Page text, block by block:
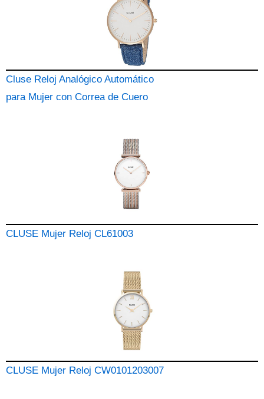
Cluse Reloj Analógico Automático
para Mujer con Correa de Cuero
CLUSE Mujer Reloj CL61003
CLUSE Mujer Reloj CW0101203007